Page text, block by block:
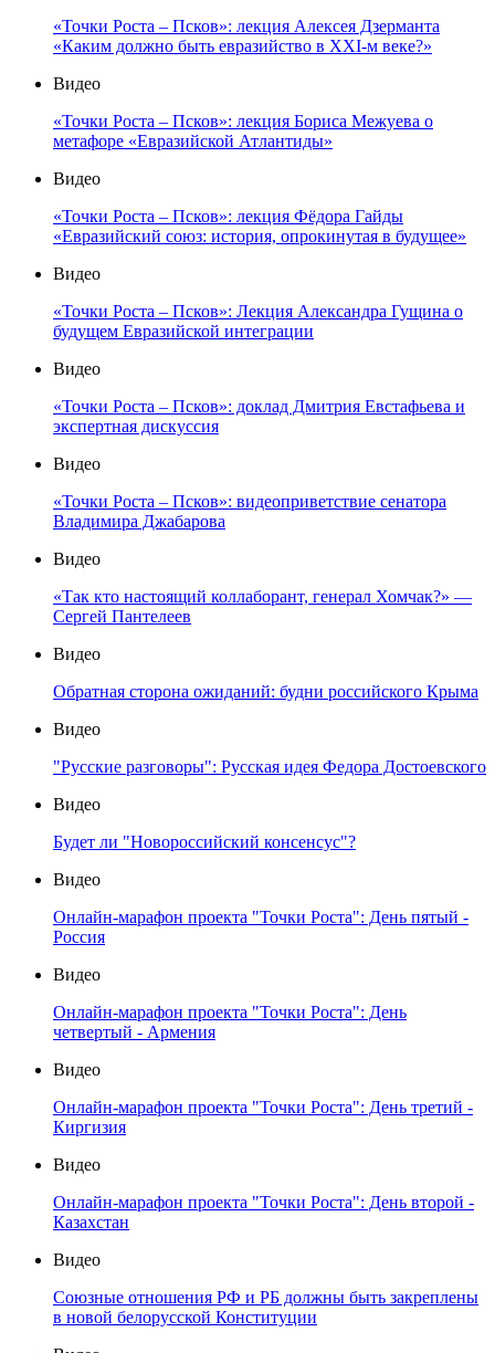
«Точки Роста – Псков»: лекция Алексея Дзерманта
«Каким должно быть евразийство в XXI-м веке?»
Видео
«Точки Роста – Псков»: лекция Бориса Межуева о
метафоре «Евразийской Атлантиды»
Видео
«Точки Роста – Псков»: лекция Фёдора Гайды
«Евразийский союз: история, опрокинутая в будущее»
Видео
«Точки Роста – Псков»: Лекция Александра Гущина о
будущем Евразийской интеграции
Видео
«Точки Роста – Псков»: доклад Дмитрия Евстафьева и
экспертная дискуссия
Видео
«Точки Роста – Псков»: видеоприветствие сенатора
Владимира Джабарова
Видео
«Так кто настоящий коллаборант, генерал Хомчак?» —
Сергей Пантелеев
Видео
Обратная сторона ожиданий: будни российского Крыма
Видео
"Русские разговоры": Русская идея Федора Достоевского
Видео
Будет ли "Новороссийский консенсус"?
Видео
Онлайн-марафон проекта "Точки Роста": День пятый -
Россия
Видео
Онлайн-марафон проекта "Точки Роста": День
четвертый - Армения
Видео
Онлайн-марафон проекта "Точки Роста": День третий -
Киргизия
Видео
Онлайн-марафон проекта "Точки Роста": День второй -
Казахстан
Видео
Союзные отношения РФ и РБ должны быть закреплены
в новой белорусской Конституции